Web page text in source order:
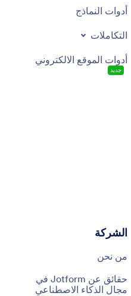
أدوات النماذج
التكاملات
أدوات الموقع الالكتروني
جديد
الشركة
من نحن
حقائق عن Jotform في
مجال الذكاء الاصطناعي